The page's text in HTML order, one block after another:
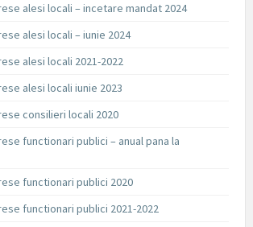
alesi locali – incetare mandat 2024
alesi locali – iunie 2024
alesi locali 2021-2022
alesi locali iunie 2023
consilieri locali 2020
functionari publici – anual pana la
functionari publici 2020
functionari publici 2021-2022